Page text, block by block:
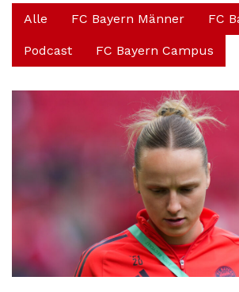
Alle FC Bayern Männer FC
Podcast FC Bayern Campus